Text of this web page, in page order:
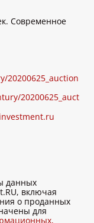
Современное
20200625_auct
данных
включая
о проданных
для